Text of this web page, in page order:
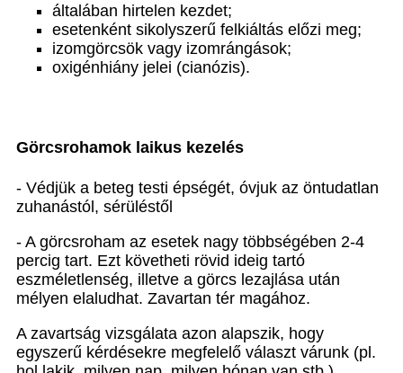
általában hirtelen kezdet;
esetenként sikolyszerű felkiáltás előzi meg;
izomgörcsök vagy izomrángások;
oxigénhiány jelei (cianózis).
Görcsrohamok laikus kezelés
- Védjük a beteg testi épségét, óvjuk az öntudatlan
zuhanástól, sérüléstől
- A görcsroham az esetek nagy többségében 2-4
percig tart. Ezt követheti rövid ideig tartó
eszméletlenség, illetve a görcs lezajlása után
mélyen elaludhat. Zavartan tér magához.
A zavartság vizsgálata azon alapszik, hogy
egyszerű kérdésekre megfelelő választ várunk (pl.